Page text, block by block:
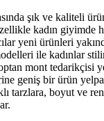
şık ve kaliteli
kadın giyimde
yeni ürünleri
ile kadınlar
mont tedarikçisi
geniş bir ürün
tarzlara, boyut ve